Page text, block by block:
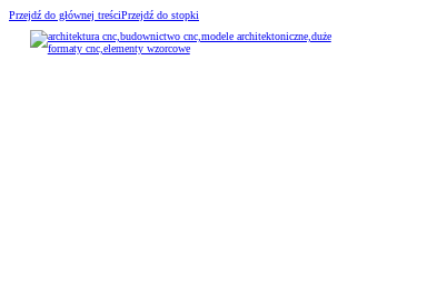
Przejdź do głównej treściPrzejdź do stopki